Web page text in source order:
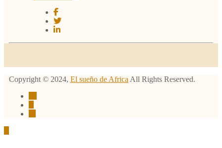
Copyright © 2024, El sueño de Africa All Rights Reserved.